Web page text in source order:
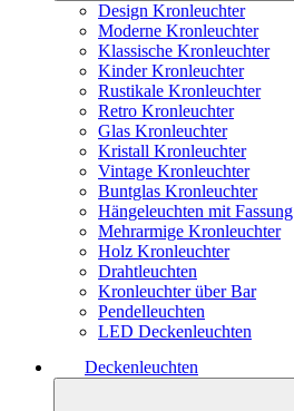
Design Kronleuchter
Moderne Kronleuchter
Klassische Kronleuchter
Kinder Kronleuchter
Rustikale Kronleuchter
Retro Kronleuchter
Glas Kronleuchter
Kristall Kronleuchter
Vintage Kronleuchter
Buntglas Kronleuchter
Hängeleuchten mit Fassung
Mehrarmige Kronleuchter
Holz Kronleuchter
Drahtleuchten
Kronleuchter über Bar
Pendelleuchten
LED Deckenleuchten
Deckenleuchten